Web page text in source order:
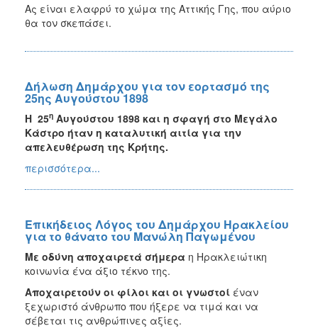
Ας είναι ελαφρύ το χώμα της Αττικής Γης, που αύριο
θα τον σκεπάσει.
Δήλωση Δημάρχου για τον εορτασμό της
25ης Αυγούστου 1898
H 25η Αυγούστου 1898 και η σφαγή στο Μεγάλο
Κάστρο ήταν η καταλυτική αιτία για την
απελευθέρωση της Κρήτης.
περισσότερα...
Επικήδειος Λόγος του Δημάρχου Ηρακλείου
για το θάνατο του Μανώλη Παγωμένου
Με οδύνη αποχαιρετά σήμερα η Ηρακλειώτικη
κοινωνία ένα άξιο τέκνο της.
Αποχαιρετούν οι φίλοι και οι γνωστοί έναν
ξεχωριστό άνθρωπο που ήξερε να τιμά και να
σέβεται τις ανθρώπινες αξίες.